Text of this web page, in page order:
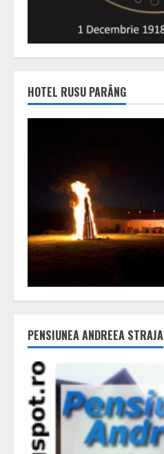
HOTEL RUSU PARÂNG
PENSIUNEA ANDREEA STRAJA